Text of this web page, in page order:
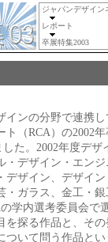
ジャパンデザイン
レポート
卒展特集2003
インの分野で連携
（RCA）の2002
た。2002年度デザ
・デザイン・エンジ
デザイン、デザイン
・ガラス、金工・銀
学内選考委員会で
を探る作品と、その
ついて問う作品とい